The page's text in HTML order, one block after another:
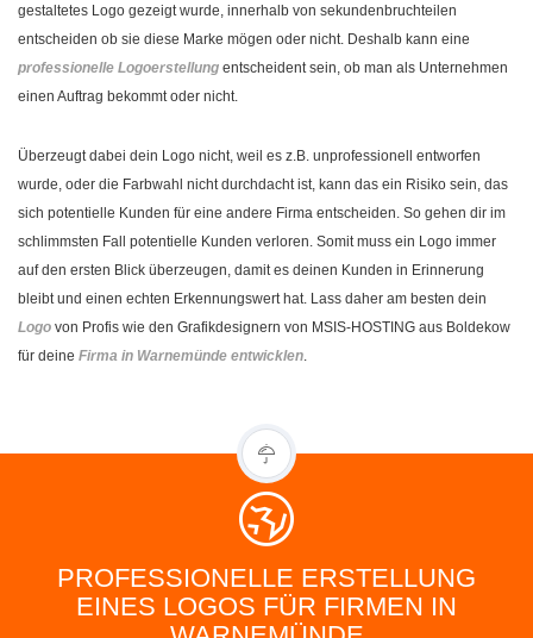
gestaltetes Logo gezeigt wurde, innerhalb von sekundenbruchteilen
entscheiden ob sie diese Marke mögen oder nicht. Deshalb kann eine
professionelle Logoerstellung entscheident sein, ob man als Unternehmen
einen Auftrag bekommt oder nicht.
Überzeugt dabei dein Logo nicht, weil es z.B. unprofessionell entworfen
wurde, oder die Farbwahl nicht durchdacht ist, kann das ein Risiko sein, das
sich potentielle Kunden für eine andere Firma entscheiden. So gehen dir im
schlimmsten Fall potentielle Kunden verloren. Somit muss ein Logo immer
auf den ersten Blick überzeugen, damit es deinen Kunden in Erinnerung
bleibt und einen echten Erkennungswert hat. Lass daher am besten dein
Logo von Profis wie den Grafikdesignern von MSIS-HOSTING aus Boldekow
für deine Firma in Warnemünde entwicklen
PROFESSIONELLE ERSTELLUNG
EINES LOGOS FÜR FIRMEN IN